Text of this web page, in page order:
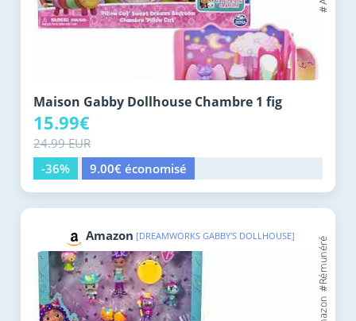
Maison Gabby Dollhouse Chambre 1 fig
15.99€
24.99 EUR
-36%
9.00€ économisé
Amazon [DREAMWORKS GABBY'S DOLLHOUSE]